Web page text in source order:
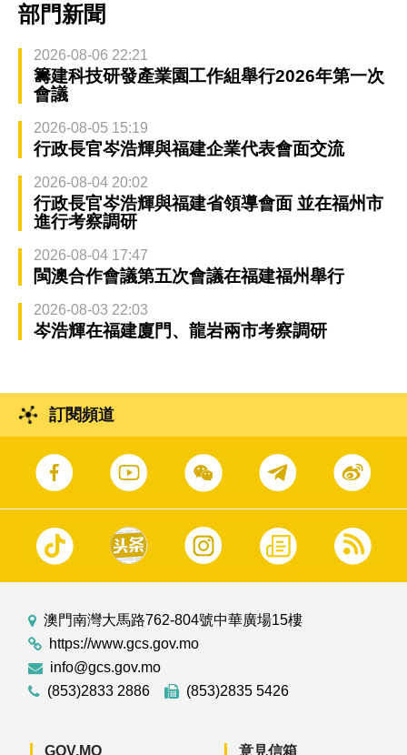
部門新聞
2026-08-06 22:21
籌建科技研發產業園工作組舉行2026年第一次
會議
2026-08-05 15:19
行政長官岑浩輝與福建企業代表會面交流
2026-08-04 20:02
行政長官岑浩輝與福建省領導會面 並在福州市
進行考察調研
2026-08-04 17:47
閩澳合作會議第五次會議在福建福州舉行
2026-08-03 22:03
岑浩輝在福建廈門、龍岩兩市考察調研
訂閱頻道
澳門南灣大馬路762-804號中華廣場15樓
https://www.gcs.gov.mo
info@gcs.gov.mo
(853)2833 2886
(853)2835 5426
GOV.MO 意見信箱